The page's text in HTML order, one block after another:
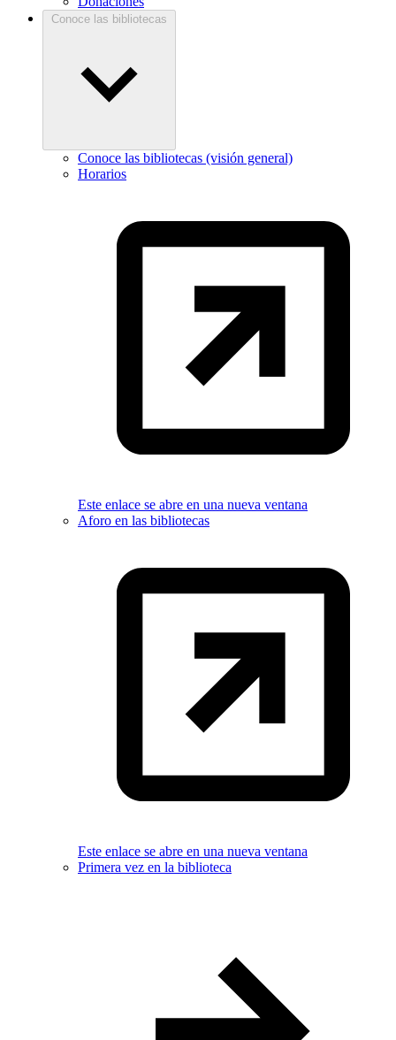
Conoce las bibliotecas
Conoce las bibliotecas (visión general)
Horarios
Este enlace se abre en una nueva ventana
Aforo en las bibliotecas
Este enlace se abre en una nueva ventana
Primera vez en la biblioteca